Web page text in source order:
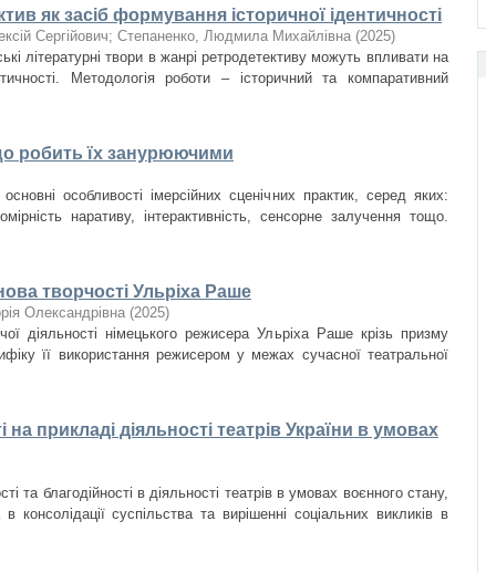
як засіб формування історичної ідентичності
Сергійович; Степаненко, Людмила Михайлівна (2025)
літературні твори в жанрі ретродетективу можуть впливати на
Методологія роботи – історичний та компаративний
робить їх занурюючими
особливості імерсійних сценічних практик, серед яких:
наративу, інтерактивність, сенсорне залучення тощо.
творчості Ульріха Раше
Олександрівна (2025)
діяльності німецького режисера Ульріха Раше крізь призму
її використання режисером у межах сучасної театральної
на прикладі діяльності театрів України в умовах
та благодійності в діяльності театрів в умовах воєнного стану,
консолідації суспільства та вирішенні соціальних викликів в